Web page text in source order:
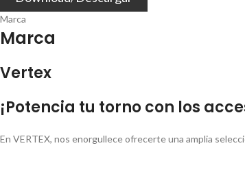
Marca
Marca
Vertex
¡Potencia tu torno con los
En VERTEX, nos enorgullece ofrecerte una amplia